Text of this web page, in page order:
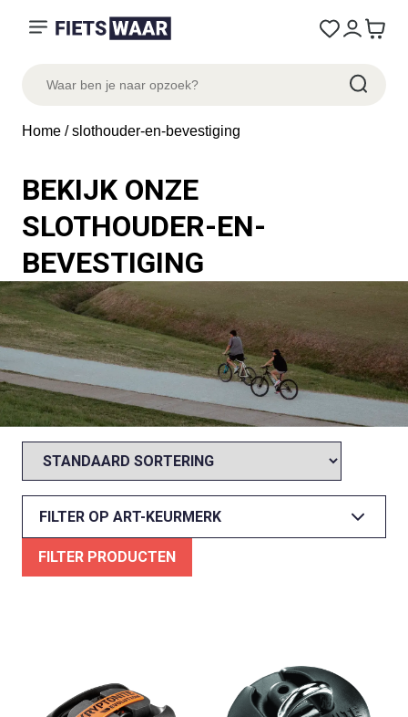
Home / slothouder-en-bevestiging
BEKIJK ONZE
SLOTHOUDER-EN-
BEVESTIGING
FILTER OP ART-KEURMERK
FILTER PRODUCTEN